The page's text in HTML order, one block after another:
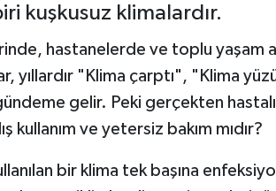
kuşkusuz klimalardır.
hastanelerde ve toplu yaşam
yıllardır "Klima çarptı", "Klima
gelir. Peki gerçekten
kullanım ve yetersiz bakım mıdır?
bir klima tek başına